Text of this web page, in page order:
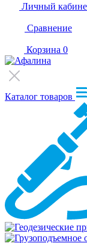
Личный
Сравнение
Корзина 0
Каталог товаров